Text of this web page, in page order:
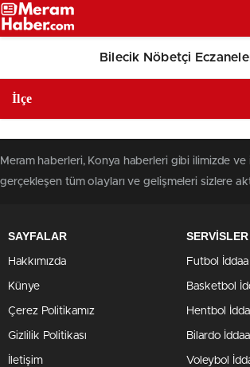
Bilecik Nöbetçi
Meram haberleri, Konya haberleri gibi ilimizde ve
gerçekleşen tüm olayları ve gelişmeleri sizlere
SAYFALAR
Hakkımızda
Künye
Çerez Politikamız
Gizlilik Politikası
İletişim
SERVİSLER
Futbol İddaa
Basketbol
Hentbol
Bilardo İddaa
Voleybol